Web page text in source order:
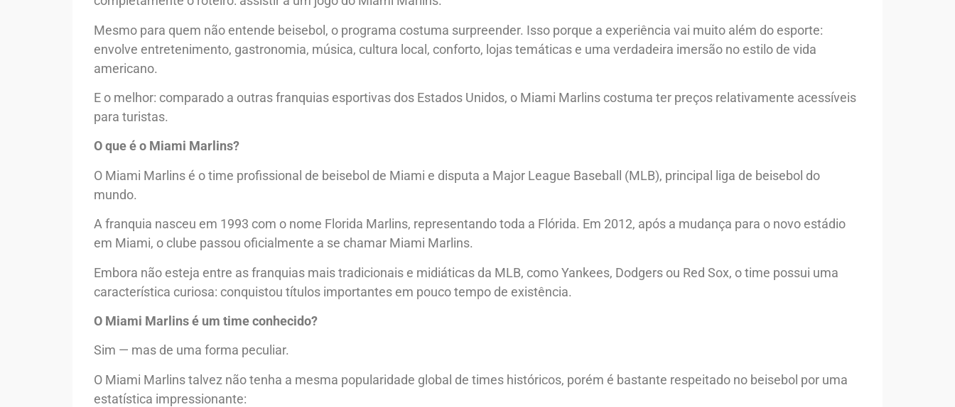
Mesmo para quem não entende beisebol, o programa costuma surpreender. Isso porque a experiência vai muito além do esporte:
envolve entretenimento, gastronomia, música, cultura local, conforto, lojas temáticas e uma verdadeira imersão no estilo de vida
americano.
E o melhor: comparado a outras franquias esportivas dos Estados Unidos, o Miami Marlins costuma ter preços relativamente acessíveis
para turistas.
O que é o Miami Marlins?
O Miami Marlins é o time profissional de beisebol de Miami e disputa a Major League Baseball (MLB), principal liga de beisebol do
mundo.
A franquia nasceu em 1993 com o nome Florida Marlins, representando toda a Flórida. Em 2012, após a mudança para o novo estádio
em Miami, o clube passou oficialmente a se chamar Miami Marlins.
Embora não esteja entre as franquias mais tradicionais e midiáticas da MLB, como Yankees, Dodgers ou Red Sox, o time possui uma
característica curiosa: conquistou títulos importantes em pouco tempo de existência.
O Miami Marlins é um time conhecido?
Sim — mas de uma forma peculiar.
O Miami Marlins talvez não tenha a mesma popularidade global de times históricos, porém é bastante respeitado no beisebol por uma
estatística impressionante: